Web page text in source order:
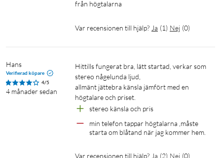
Var recensionen till hjälp? Ja (1) Nej (0)
Hans
Verifierad köpare
4/5
4 månader sedan
Hittills fungerat bra, lätt startad, verkar som
stereo någelunda ljud,
allmänt jättebra känsla jämfört med en
högtalare och priset.
stereo känsla och pris
min telefon tappar högtalarna ,måste
starta om blåtand när jag kommer hem.
Var recensionen till hjälp? Ja (2) Nej (0)